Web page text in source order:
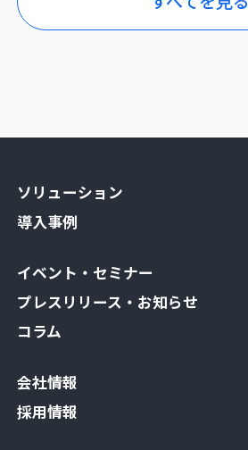
ソリューション
導入事例
イベント・セミナー
プレスリリース・お知らせ
コラム
会社情報
採用情報